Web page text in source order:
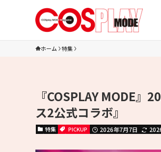
ホーム 特集
『COSPLAY MODE
ス2公式コラボ』
特集 PICKUP 2026年7月7日